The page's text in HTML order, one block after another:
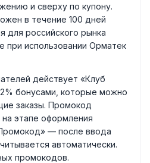
и сверху по купону.
в течение 100 дней
для российского рынка
при использовании Орматек
действует «Клуб
бонусами, которые можно
заказы. Промокод
этапе оформления
— после ввода
автоматически.
промокодов.